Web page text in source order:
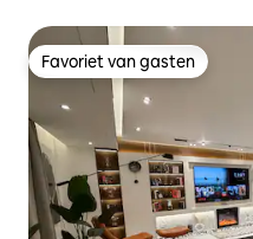
Favoriet van gasten
Favoriet van gasten